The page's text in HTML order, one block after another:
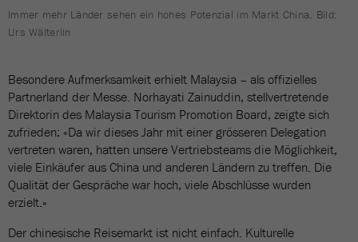
Immer mehr Länder sehen ein hohes Potenzial im Markt China. Bild:
Urs Wälterlin
Besondere Aufmerksamkeit erhielt Malaysia – als offizielles
Partnerland der Messe. Norhayati Zainuddin, stellvertretende
Direktorin des Malaysia Tourism Promotion Board, zeigte sich
zufrieden: «Da wir dieses Jahr mit einer grösseren Delegation
vertreten waren, hatten unsere Vertriebsteams die Möglichkeit,
viele Einkäufer aus China und anderen Ländern zu treffen. Die
Qualität der Gespräche war hoch, viele Abschlüsse wurden
erzielt.»
Der chinesische Reisemarkt ist nicht einfach. Kulturelle